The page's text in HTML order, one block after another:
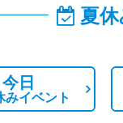
夏
今日
みイベント